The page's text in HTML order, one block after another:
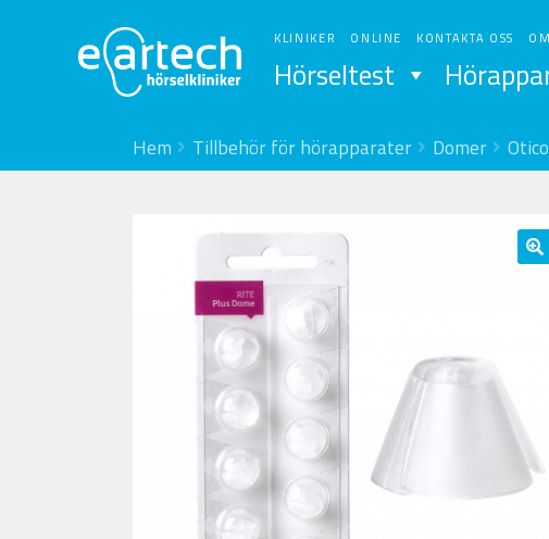
till
navigering
till
innehåll
KLINIKER ONLINE KONTAKTA OSS
Hörseltest
Hem Tillbehör för hörapparater Domer